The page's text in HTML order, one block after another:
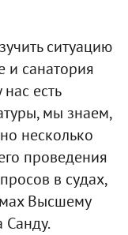
ситуацию
и санатория
есть
мы знаем,
несколько
проведения
в судах,
Высшему
Санду.